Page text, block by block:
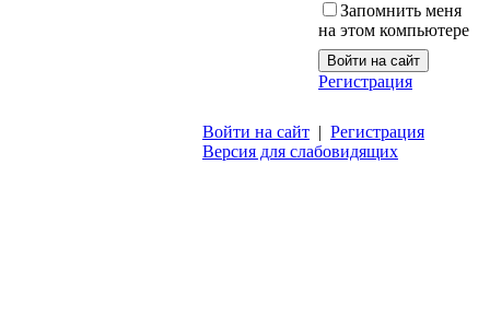
Запомнить меня
на этом компьютере
Регистрация
Войти на сайт | Регистрация
Версия для слабовидящих